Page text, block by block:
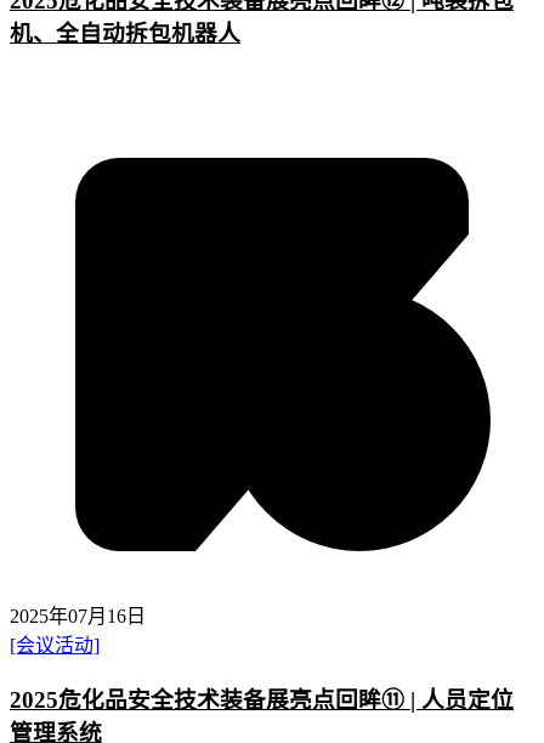
机、全自动拆包机器人
2025年07月16日
[会议活动]
2025危化品安全技术装备展亮点回眸⑪ | 人员定位
管理系统